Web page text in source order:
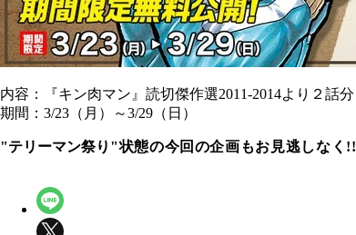
内容：『キン肉マン』読切傑作選2011-2014より２話分
期間：3/23（月）～3/29（日）
"テリーマン祭り "状態の今回の企画もお見逃しなく!!